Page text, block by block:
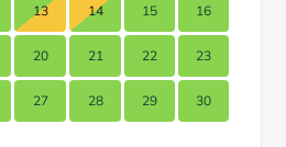
13 14 15 16
20 21 22 23
27 28 29 30